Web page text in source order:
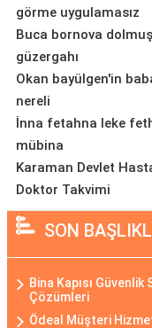
görme uygulamasız
Buca bornova dolmuş
güzergahı
Okan bayülgen'in
nereli
İnna fetahna leke
mübina
Karaman Devlet
Doktor Takvimi
SON
Bina Kapısı
Çözümleri
Ödeal Müşteri